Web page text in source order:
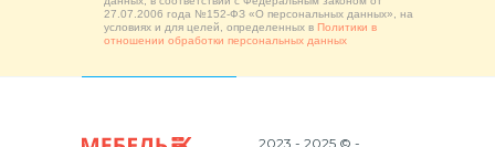
27.07.2006 года №152-ФЗ «О персональных данных», на
условиях и для целей, определенных в Политики в
отношении обработки персональных данных
2023 - 2025 © -